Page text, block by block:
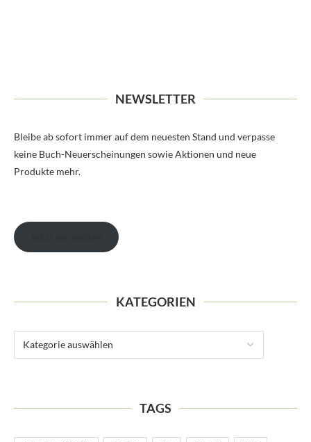
NEWSLETTER
Bleibe ab sofort immer auf dem neuesten Stand und verpasse
keine Buch-Neuerscheinungen sowie Aktionen und neue
Produkte mehr.
KATEGORIEN
TAGS